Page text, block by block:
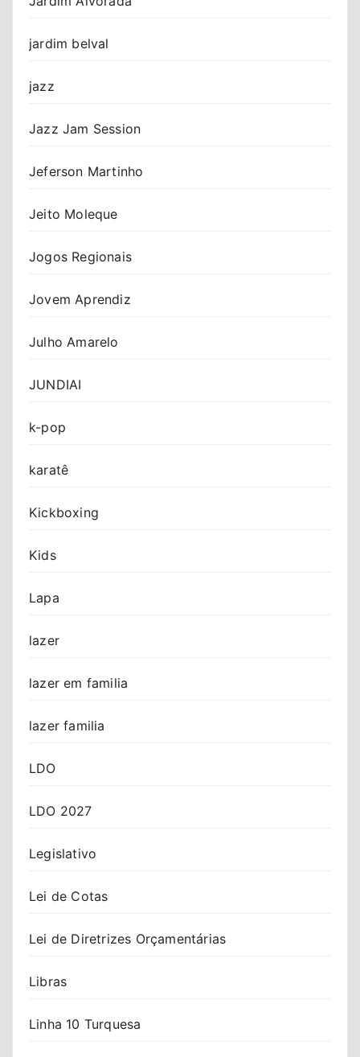
jardim belval
jazz
Jazz Jam Session
Jeferson Martinho
Jeito Moleque
Jogos Regionais
Jovem Aprendiz
Julho Amarelo
JUNDIAI
k-pop
karatê
Kickboxing
Kids
Lapa
lazer
lazer em familia
lazer familia
LDO
LDO 2027
Legislativo
Lei de Cotas
Lei de Diretrizes Orçamentárias
Libras
Linha 10 Turquesa